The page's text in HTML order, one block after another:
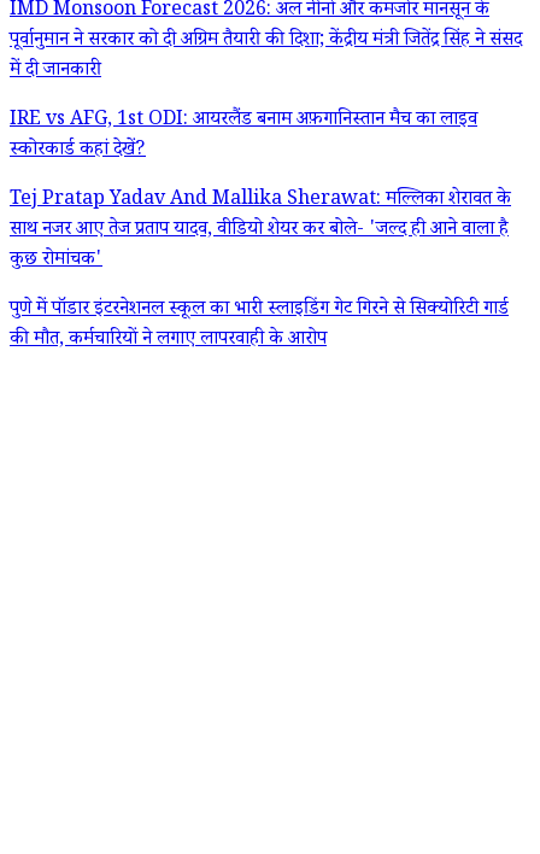
IMD Monsoon Forecast 2026: अल नीनो और कमजोर मानसून के
पूर्वानुमान ने सरकार को दी अग्रिम तैयारी की दिशा; केंद्रीय मंत्री जितेंद्र सिंह ने संसद
में दी जानकारी
IRE vs AFG, 1st ODI: आयरलैंड बनाम अफ़गानिस्तान मैच का लाइव
स्कोरकार्ड कहां देखें?
Tej Pratap Yadav And Mallika Sherawat: मल्लिका शेरावत के
साथ नजर आए तेज प्रताप यादव, वीडियो शेयर कर बोले- 'जल्द ही आने वाला है
कुछ रोमांचक'
पुणे में पॉडार इंटरनेशनल स्कूल का भारी स्लाइडिंग गेट गिरने से सिक्योरिटी गार्ड
की मौत, कर्मचारियों ने लगाए लापरवाही के आरोप